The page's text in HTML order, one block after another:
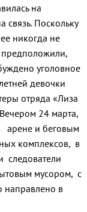
на
связь. Поскольку
никогда не
предположили,
уголовное
девочки
отряда «Лиза
24 марта,
арене и беговым
комплексов, в
следователи
мусором, с
направлено в